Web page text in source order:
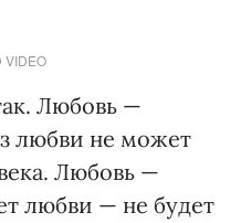
VIDEO
Любовь —
любви не может
Любовь —
любви — не будет